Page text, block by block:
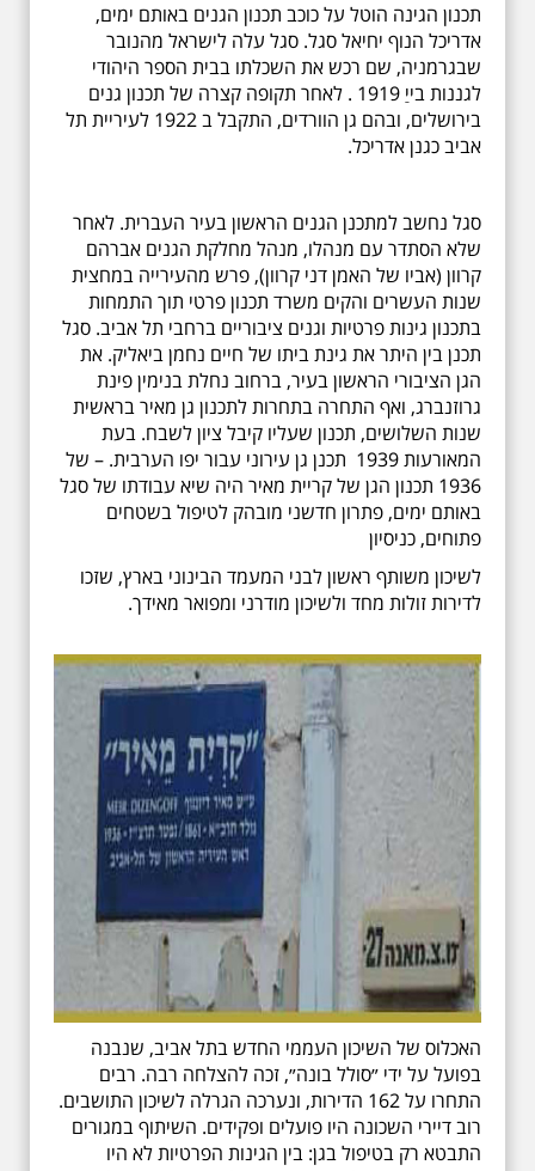
תכנון הגינה הוטל על כוכב תכנון הגנים באותם ימים,
אדריכל הנוף יחיאל סגל. סגל עלה לישראל מהנובר
שבגרמניה, שם רכש את השכלתו בבית הספר היהודי
לגננות בייַ 1919 . לאחר תקופה קצרה של תכנון גנים
בירושלים, ובהם גן הוורדים, התקבל ב 1922 לעיריית תל
אביב כגנן אדריכל.
סגל נחשב למתכנן הגנים הראשון בעיר העברית. לאחר
שלא הסתדר עם מנהלו, מנהל מחלקת הגנים אברהם
קרוון (אביו של האמן דני קרוון), פרש מהעירייה במחצית
שנות העשרים והקים משרד תכנון פרטי תוך התמחות
בתכנון גינות פרטיות וגנים ציבוריים ברחבי תל אביב. סגל
תכנן בין היתר את גינת ביתו של חיים נחמן ביאליק. את
הגן הציבורי הראשון בעיר, ברחוב נחלת בנימין פינת
גרוזנברג, ואף התחרה בתחרות לתכנון גן מאיר בראשית
שנות השלושים, תכנון שעליו קיבל ציון לשבח. בעת
המאורעות 1939 תכנן גן עירוני עבור יפו הערבית. – של
1936 תכנון הגן של קריית מאיר היה שיא עבודתו של סגל
באותם ימים, פתרון חדשני מובהק לטיפול בשטחים
פתוחים, כניסיון
לשיכון משותף ראשון לבני המעמד הבינוני בארץ, שזכו
לדירות זולות מחד ולשיכון מודרני ומפואר מאידך.
האכלוס של השיכון העממי החדש בתל אביב, שנבנה
בפועל על ידי ״סולל בונה״, זכה להצלחה רבה. רבים
התחרו על 162 הדירות, ונערכה הגרלה לשיכון התושבים.
רוב דיירי השכונה היו פועלים ופקידים. השיתוף במגורים
התבטא רק בטיפול בגן: בין הגינות הפרטיות לא היו